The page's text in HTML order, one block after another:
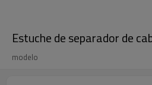
Estuche de separador de
modelo